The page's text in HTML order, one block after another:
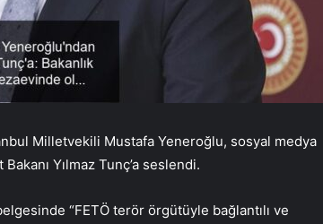
Milletvekili Mustafa Yeneroğlu, sosyal medya
Yılmaz Tunç’a seslendi.
“FETÖ terör örgütüyle bağlantılı ve